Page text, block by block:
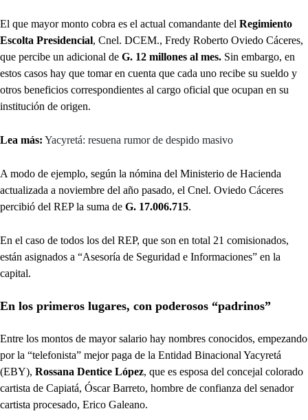
El que mayor monto cobra es el actual comandante del Regimiento
Escolta Presidencial, Cnel. DCEM., Fredy Roberto Oviedo Cáceres,
que percibe un adicional de G. 12 millones al mes. Sin embargo, en
estos casos hay que tomar en cuenta que cada uno recibe su sueldo y
otros beneficios correspondientes al cargo oficial que ocupan en su
institución de origen.
Lea más: Yacyretá: resuena rumor de despido masivo
A modo de ejemplo, según la nómina del Ministerio de Hacienda
actualizada a noviembre del año pasado, el Cnel. Oviedo Cáceres
percibió del REP la suma de G. 17.006.715.
En el caso de todos los del REP, que son en total 21 comisionados,
están asignados a “Asesoría de Seguridad e Informaciones” en la
capital.
En los primeros lugares, con poderosos “padrinos”
Entre los montos de mayor salario hay nombres conocidos, empezando
por la “telefonista” mejor paga de la Entidad Binacional Yacyretá
(EBY), Rossana Dentice López, que es esposa del concejal colorado
cartista de Capiatá, Óscar Barreto, hombre de confianza del senador
cartista procesado, Erico Galeano.